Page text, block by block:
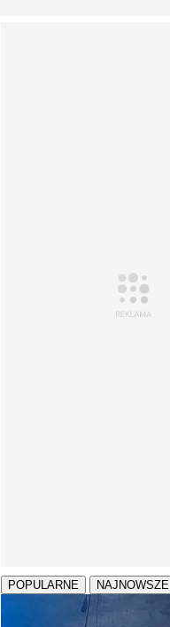
POPULARNE NAJNOWSZE